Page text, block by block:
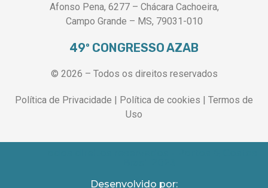
Afonso Pena, 6277 – Chácara Cachoeira,
Campo Grande – MS, 79031-010
49º CONGRESSO AZAB
© 2026 – Todos os direitos reservados
Política de Privacidade | Política de cookies | Termos de
Uso
Desenvolvido por: